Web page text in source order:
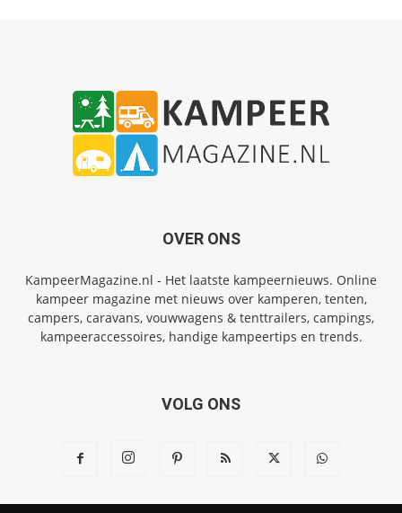
OVER ONS
KampeerMagazine.nl - Het laatste kampeernieuws. Online
kampeer magazine met nieuws over kamperen, tenten,
campers, caravans, vouwwagens & tenttrailers, campings,
kampeeraccessoires, handige kampeertips en trends.
VOLG ONS